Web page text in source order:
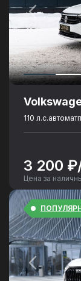
110 л.с.автомат
3 200
Цена за